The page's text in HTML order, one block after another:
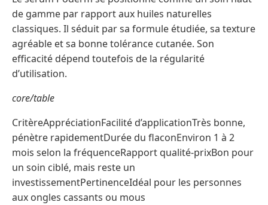
de gamme par rapport aux huiles naturelles
classiques. Il séduit par sa formule étudiée, sa texture
agréable et sa bonne tolérance cutanée. Son
efficacité dépend toutefois de la régularité
d’utilisation.
core/table
CritèreAppréciationFacilité d’applicationTrès bonne,
pénètre rapidementDurée du flaconEnviron 1 à 2
mois selon la fréquenceRapport qualité-prixBon pour
un soin ciblé, mais reste un
investissementPertinenceIdéal pour les personnes
aux ongles cassants ou mous